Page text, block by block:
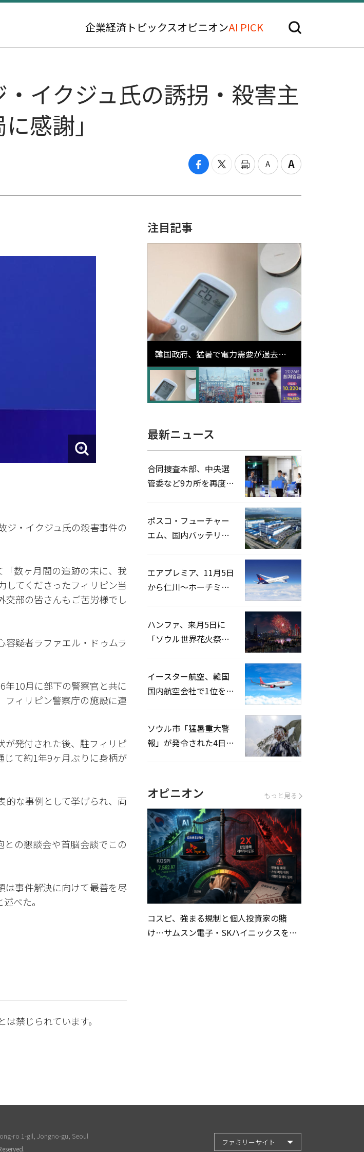
企業経済 トピックスオピニオンAI PICK
イクジュ氏の誘拐・殺害主
感謝」
ジ・イクジュ氏の殺害事件の
数ヶ月間の追跡の末に、我
してくださったフィリピン当
交部の皆さんもご苦労様でし
疑者ラファエル・ドゥムラ
年10月に部下の警察官と共に
フィリピン警察庁の施設に連
発付された後、駐フィリピ
じて約1年9ヶ月ぶりに身柄が
的な事例として挙げられ、両
の懇談会や首脳会談でこの
は事件解決に向けて最善を尽
べた。
禁じられています。
注目記事
韓国政府、猛暑で電力需要が過去最
高更新の可能性に需給対応体制を点
検
最新ニュース
合同捜査本部、中央選
管委など9カ所を再度家
ポスコ・フューチャー
エム、国内バッテリー
エアプレミア、11月5日
から仁川〜ホーチミン
ハンファ、来月5日に
「ソウル世界花火祭り
イースター航空、韓国
国内航空会社で1位を記
ソウル市「猛暑重大警
報」が発令された4日、
オピニオン もっと見る
コスピ、強まる規制と個人投資家の賭
け…サムスン電子・SKハイニックスを巡
ファミリーサイト
ro 1-gil, Jongno-gu, Seoul